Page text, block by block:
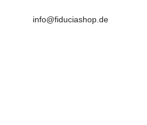
info@fiduciashop.de